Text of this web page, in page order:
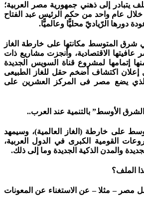
يتبادر إلى ذهني جمهورية مصر العربية؛
عام واحد من حكم الرئيس عبد الفتاح
دورها الرّياديّ محليًّا وعالميًّا.
شرق المتوسط مكانتها على خارطة الغاز
عافيتها الاقتصادية، وأنجزت مشاريع ذات
إتمامها لمشروع قناة السويس الجديدة
إعلان اكتشاف أضخم حقل للغاز الطبيعى
يضع مصر فى المركز العشرين على
الأوسط” بالتنمية عند العرب..
على خارطة (الغاز العالمية)، وسيمهد
القومية الكبرى في الدول العربية،
والمدن الذكية الجديدة وما إلى ذلك.
الملف؟
مصر – مثلا – عن الاستغناء عن المعونات